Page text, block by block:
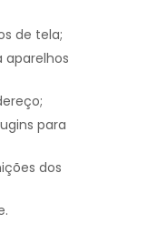
de tela;
aparelhos
para
dos